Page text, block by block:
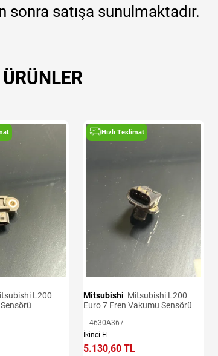
satışa sunulmaktadır.
Hızlı Teslimat
Mitsubishi
Euro 7 Fren Vakumu Sensörü
4630A367
İkinci El
5.130,60 TL